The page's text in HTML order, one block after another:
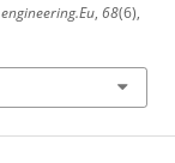
, 68(6),